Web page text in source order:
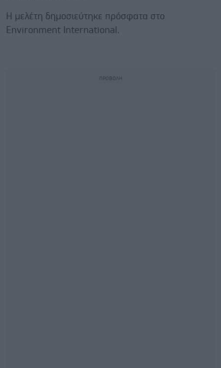
Η μελέτη δημοσιεύτηκε πρόσφατα στο
Environment International.